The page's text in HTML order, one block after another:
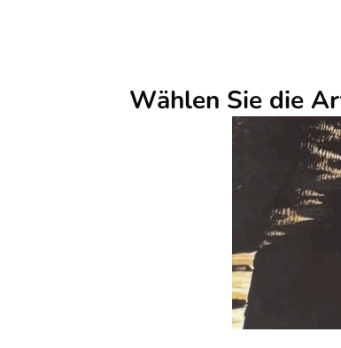
Wählen Sie die